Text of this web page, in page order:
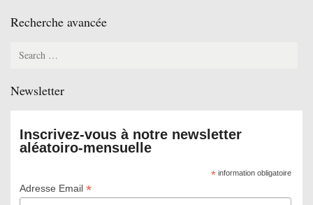
Recherche avancée
Newsletter
Inscrivez-vous à notre newsletter
aléatoiro-mensuelle
*information obligatoire
Adresse Email *